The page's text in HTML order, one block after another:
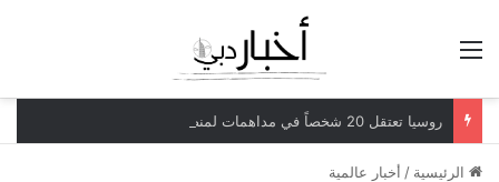
الرئيسية / أخبار عالمية